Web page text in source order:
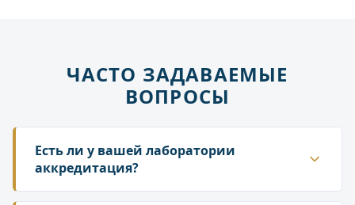
ЧАСТО ЗАДАВАЕМЫЕ
ВОПРОСЫ
Есть ли у вашей лаборатории
аккредитация?
Да. ГК «Лаборатория» аккредитована в